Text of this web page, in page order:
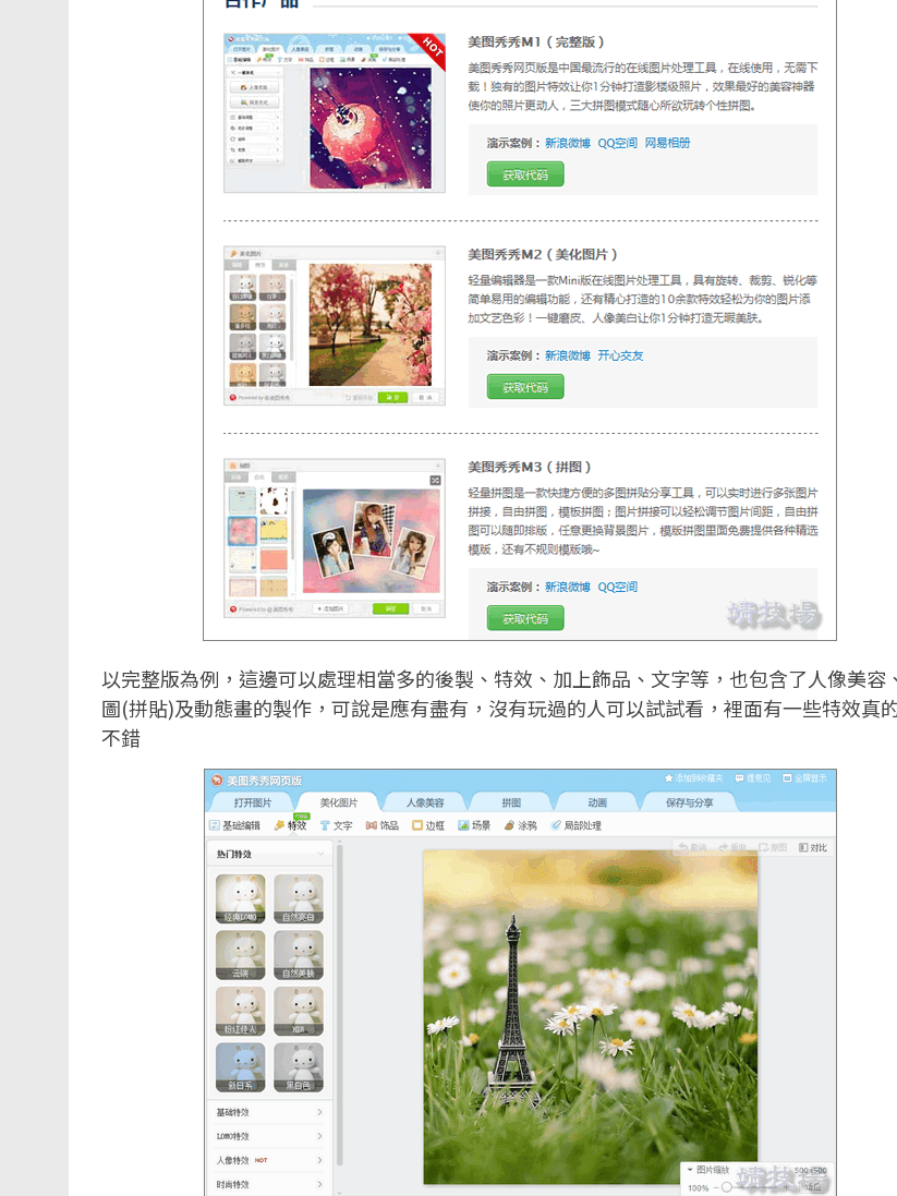
以完整版為例，這邊可以處理相當多的後製、特效、加上飾品、文字等，也包含了人像美容
圖(拼貼)及動態畫的製作，可說是應有盡有，沒有玩過的人可以試試看，裡面有一些特效真
不錯